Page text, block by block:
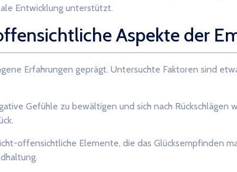
Entwicklung unterstützt.
Aspekte der
Erfahrungen geprägt. Untersuchte Faktoren sind
Gefühle zu bewältigen und sich nach Rückschlägen
offensichtliche Elemente, die das Glücksempfinden